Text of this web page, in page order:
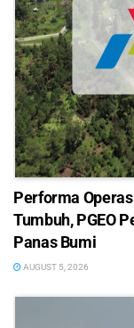
Performa
Tumbuh, PGEO
Panas Bumi
AUGUST 5, 2026